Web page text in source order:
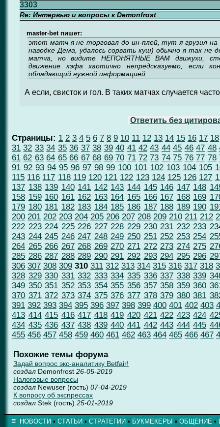
3303
Re: Интервью и вопросы к Demonfrost
master-bet пишет:
этот матч я не торговал до ин-плей, тут я грузил
наводке Дема, удалось сорвать куш) обычно я так не
матча, но видите НЕПОНЯТНЫЕ ВАМ движухи,
движение кэфа хаотично непредсказуемо, если
обладающий нужной информацией.
А если, свисток и гол. В таких матчах случается
Ответить без
Страницы: 1 2 3 4 5 6 7 8 9 10 11 12 13 14 15 16 17 18
31 32 33 34 35 36 37 38 39 40 41 42 43 44 45 46 47 48
61 62 63 64 65 66 67 68 69 70 71 72 73 74 75 76 77 78
91 92 93 94 95 96 97 98 99 100 101 102 103 104 105
115 116 117 118 119 120 121 122 123 124 125 126 127
137 138 139 140 141 142 143 144 145 146 147 148
158 159 160 161 162 163 164 165 166 167 168 169
179 180 181 182 183 184 185 186 187 188 189 190
200 201 202 203 204 205 206 207 208 209 210 211 212
222 223 224 225 226 227 228 229 230 231 232 233
243 244 245 246 247 248 249 250 251 252 253 254
264 265 266 267 268 269 270 271 272 273 274 275
285 286 287 288 289 290 291 292 293 294 295 296
306 307 308 309 310 311 312 313 314 315 316 317 318
328 329 330 331 332 333 334 335 336 337 338 339
349 350 351 352 353 354 355 356 357 358 359 360
370 371 372 373 374 375 376 377 378 379 380 381
391 392 393 394 395 396 397 398 399 400 401 402 403
413 414 415 416 417 418 419 420 421 422 423 424
434 435 436 437 438 439 440 441 442 443 444 445
455 456 457 458 459 460 461 462 463 464 465 466 467
Похожие темы форума
Задай вопрос экс-аналитику Betfair!
создал Demonfrost 26-05-2019
Налоговые вопросы
создал Newuser (гость) 07-04-2019
К вопросу об экспрессах
создал Stek (гость) 25-01-2019
≡ НОВОСТИ ▪ СТАТЬИ ▪ СТРАТЕГИИ ▪ БУКМЕКЕРЫ ▪ ОБЩЕНИЕ ▪